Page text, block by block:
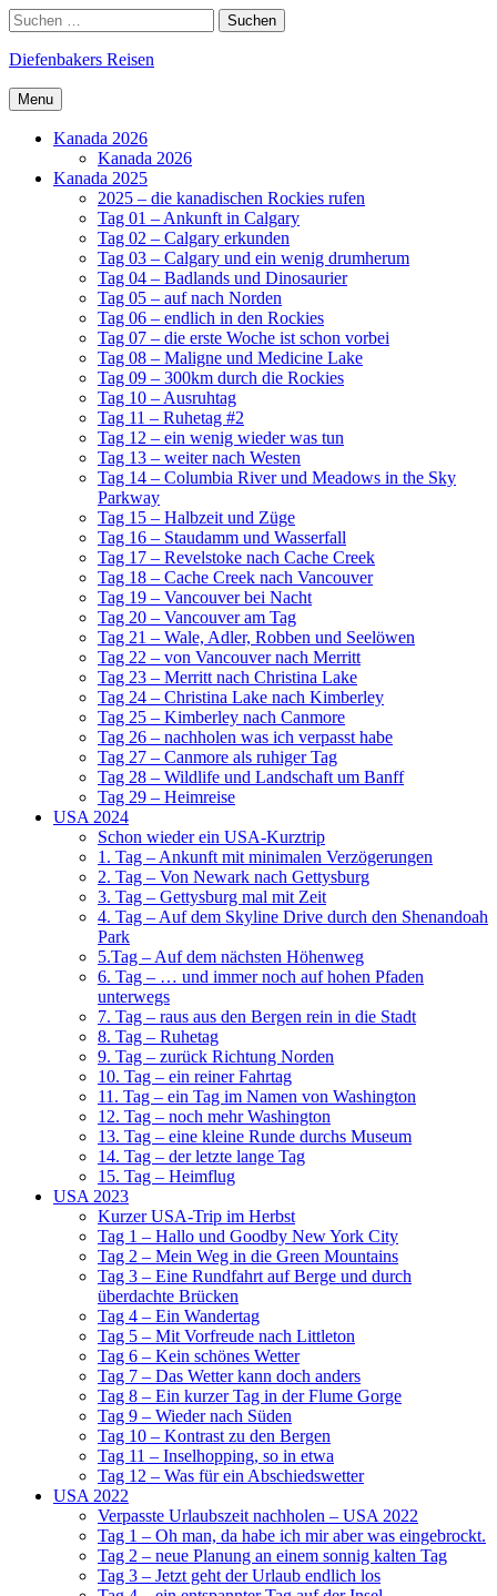
Skip
to
content
Search
Suchen
nach:
Diefenbakers Reisen
Menu
Kanada 2026
Kanada 2026
Kanada 2025
2025 – die kanadischen Rockies rufen
Tag 01 – Ankunft in Calgary
Tag 02 – Calgary erkunden
Tag 03 – Calgary und ein wenig drumherum
Tag 04 – Badlands und Dinosaurier
Tag 05 – auf nach Norden
Tag 06 – endlich in den Rockies
Tag 07 – die erste Woche ist schon vorbei
Tag 08 – Maligne und Medicine Lake
Tag 09 – 300km durch die Rockies
Tag 10 – Ausruhtag
Tag 11 – Ruhetag #2
Tag 12 – ein wenig wieder was tun
Tag 13 – weiter nach Westen
Tag 14 – Columbia River und Meadows in the Sky
Parkway
Tag 15 – Halbzeit und Züge
Tag 16 – Staudamm und Wasserfall
Tag 17 – Revelstoke nach Cache Creek
Tag 18 – Cache Creek nach Vancouver
Tag 19 – Vancouver bei Nacht
Tag 20 – Vancouver am Tag
Tag 21 – Wale, Adler, Robben und Seelöwen
Tag 22 – von Vancouver nach Merritt
Tag 23 – Merritt nach Christina Lake
Tag 24 – Christina Lake nach Kimberley
Tag 25 – Kimberley nach Canmore
Tag 26 – nachholen was ich verpasst habe
Tag 27 – Canmore als ruhiger Tag
Tag 28 – Wildlife und Landschaft um Banff
Tag 29 – Heimreise
USA 2024
Schon wieder ein USA-Kurztrip
1. Tag – Ankunft mit minimalen Verzögerungen
2. Tag – Von Newark nach Gettysburg
3. Tag – Gettysburg mal mit Zeit
4. Tag – Auf dem Skyline Drive durch den Shenandoah
Park
5.Tag – Auf dem nächsten Höhenweg
6. Tag – … und immer noch auf hohen Pfaden
unterwegs
7. Tag – raus aus den Bergen rein in die Stadt
8. Tag – Ruhetag
9. Tag – zurück Richtung Norden
10. Tag – ein reiner Fahrtag
11. Tag – ein Tag im Namen von Washington
12. Tag – noch mehr Washington
13. Tag – eine kleine Runde durchs Museum
14. Tag – der letzte lange Tag
15. Tag – Heimflug
USA 2023
Kurzer USA-Trip im Herbst
Tag 1 – Hallo und Goodby New York City
Tag 2 – Mein Weg in die Green Mountains
Tag 3 – Eine Rundfahrt auf Berge und durch
überdachte Brücken
Tag 4 – Ein Wandertag
Tag 5 – Mit Vorfreude nach Littleton
Tag 6 – Kein schönes Wetter
Tag 7 – Das Wetter kann doch anders
Tag 8 – Ein kurzer Tag in der Flume Gorge
Tag 9 – Wieder nach Süden
Tag 10 – Kontrast zu den Bergen
Tag 11 – Inselhopping, so in etwa
Tag 12 – Was für ein Abschiedswetter
USA 2022
Verpasste Urlaubszeit nachholen – USA 2022
Tag 1 – Oh man, da habe ich mir aber was eingebrockt.
Tag 2 – neue Planung an einem sonnig kalten Tag
Tag 3 – Jetzt geht der Urlaub endlich los